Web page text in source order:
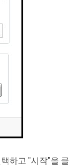
하고 "시작"을 클